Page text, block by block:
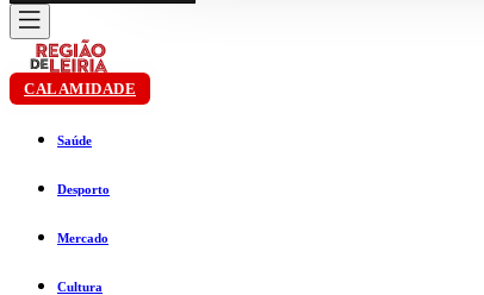
CALAMIDADE
Saúde
Desporto
Mercado
Cultura